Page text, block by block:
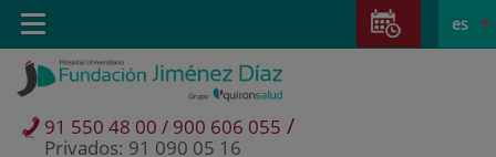
Saltar al contenido
Saltar
contenido
activo
es
91 550 48 00 / 900 606 055 /
Privados: 91 090 05 16
Toggle
navigation